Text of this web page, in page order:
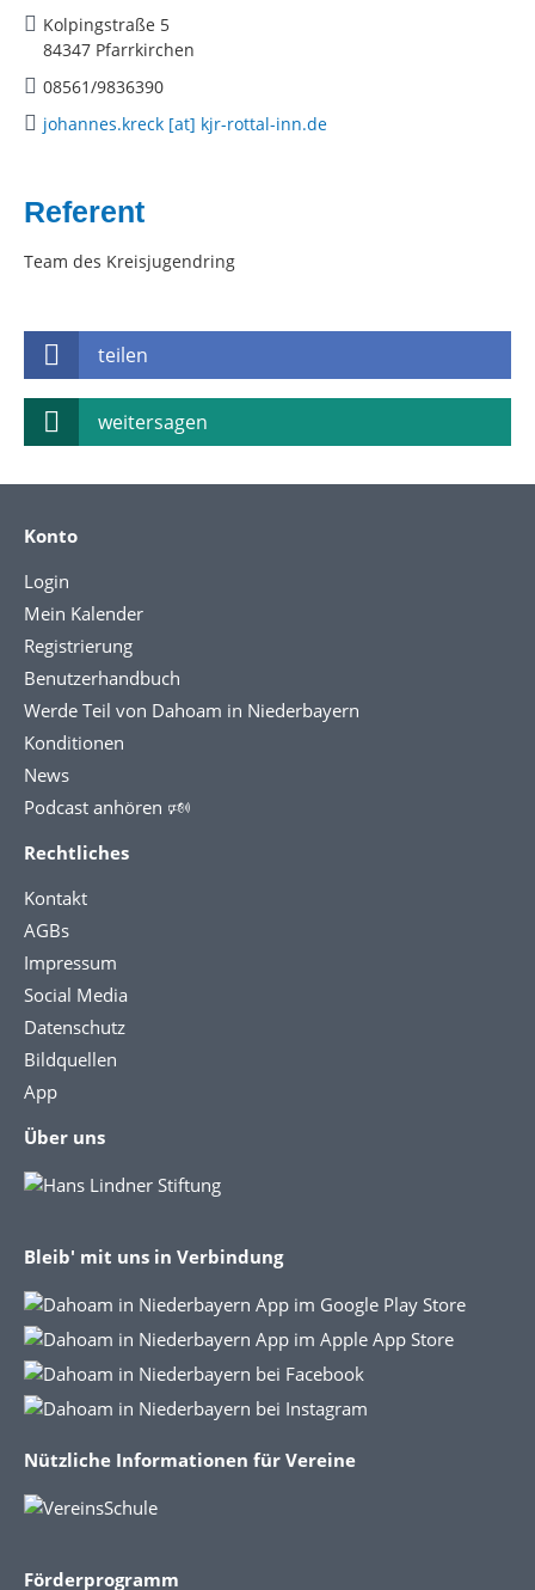
Kolpingstraße 5
84347 Pfarrkirchen
08561/9836390
johannes.kreck [at] kjr-rottal-inn.de
Referent
Team des Kreisjugendring
teilen
weitersagen
Konto
Login
Mein Kalender
Registrierung
Benutzerhandbuch
Werde Teil von Dahoam in Niederbayern
Konditionen
News
Podcast anhören 🕬
Rechtliches
Kontakt
AGBs
Impressum
Social Media
Datenschutz
Bildquellen
App
Über uns
Bleib' mit uns in Verbindung
Nützliche Informationen für Vereine
Förderprogramm